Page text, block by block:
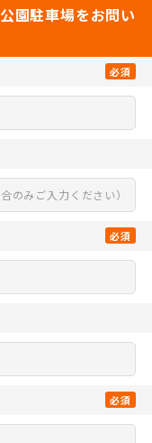
園駐車場をお問い
必須
必須
必須